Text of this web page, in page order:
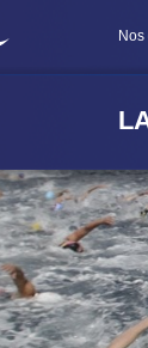
Nos
cookies